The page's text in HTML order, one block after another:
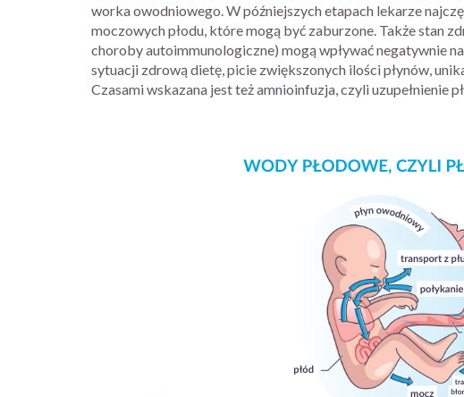
worka owodniowego. W późniejszych etapach lekarze
moczowych płodu, które mogą być zaburzone. Także stan
choroby autoimmunologiczne) mogą wpływać negatywnie
sytuacji zdrową dietę, picie zwiększonych ilości płynów,
Czasami wskazana jest też amnioinfuzja, czyli uzupełnienie